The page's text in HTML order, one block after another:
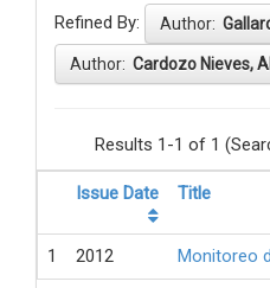
Refined By: Author:
Author: Cardozo Nieves,
Results 1-1 of 1
Issue Date Title
1 2012 Monitoreo